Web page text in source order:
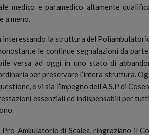
medico e paramedico altamente
a meno.
interessando la struttura del
le continue segnalazioni da
versa ad oggi in uno stato di
per preservare l’intera struttura.
e vi sia l’impegno dell’A.S.P. di
essenziali ed indispensabili per
Ambulatorio di Scalea, ringraziano il